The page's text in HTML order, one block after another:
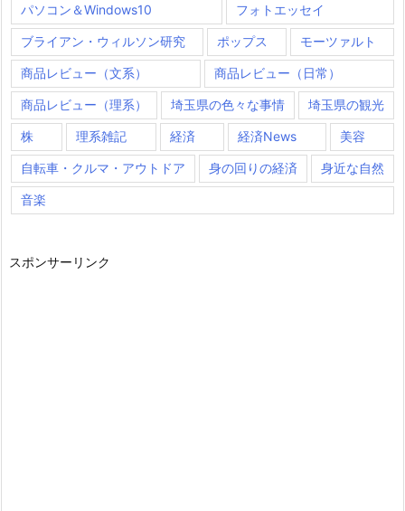
パソコン＆Windows10 フォトエッセイ
ブライアン・ウィルソン研究 ポップス モーツァルト
商品レビュー（文系） 商品レビュー（日常）
商品レビュー（理系） 埼玉県の色々な事情 埼玉県の観光
株 理系雑記 経済 経済News 美容
自転車・クルマ・アウトドア 身の回りの経済 身近な自然
音楽
スポンサーリンク